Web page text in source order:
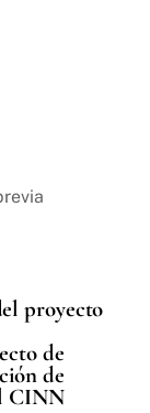
proyecto
de
de
CINN